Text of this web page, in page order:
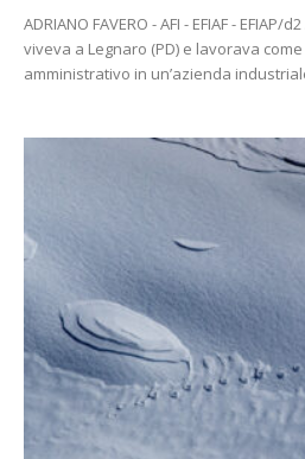
ADRIANO FAVERO - AFI - EFIAF -
viveva a Legnaro (PD) e lavorava
amministrativo in un’azienda